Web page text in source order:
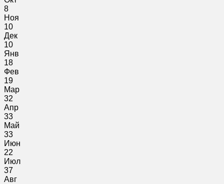
8
Ноя
10
Дек
10
Янв
18
Фев
19
Мар
32
Апр
33
Май
33
Июн
22
Июл
37
Авг